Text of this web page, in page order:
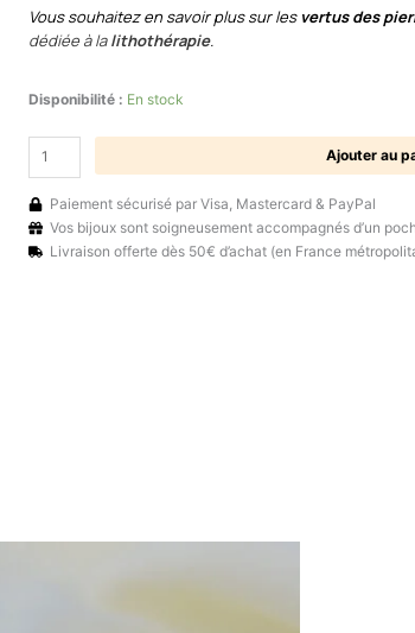
Vous souhaitez en savoir plus sur les vertus des
dédiée à lalithothérapie.
Disponibilité : En stock
Ajouter au
Paiement sécurisé par Visa, Mastercard & PayPal
Vos bijoux sont soigneusement accompagnés d’un
Livraison offerte dès 50€ d’achat (en France